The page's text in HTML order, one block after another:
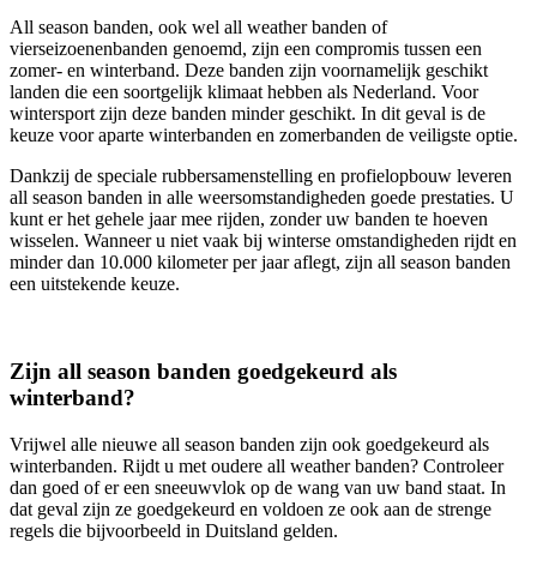
All season banden, ook wel all weather banden of
vierseizoenenbanden genoemd, zijn een compromis tussen een
zomer- en winterband. Deze banden zijn voornamelijk geschikt
landen die een soortgelijk klimaat hebben als Nederland. Voor
wintersport zijn deze banden minder geschikt. In dit geval is de
keuze voor aparte winterbanden en zomerbanden de veiligste optie.
Dankzij de speciale rubbersamenstelling en profielopbouw leveren
all season banden in alle weersomstandigheden goede prestaties. U
kunt er het gehele jaar mee rijden, zonder uw banden te hoeven
wisselen. Wanneer u niet vaak bij winterse omstandigheden rijdt en
minder dan 10.000 kilometer per jaar aflegt, zijn all season banden
een uitstekende keuze.
Zijn all season banden goedgekeurd als
winterband?
Vrijwel alle nieuwe all season banden zijn ook goedgekeurd als
winterbanden. Rijdt u met oudere all weather banden? Controleer
dan goed of er een sneeuwvlok op de wang van uw band staat. In
dat geval zijn ze goedgekeurd en voldoen ze ook aan de strenge
regels die bijvoorbeeld in Duitsland gelden.